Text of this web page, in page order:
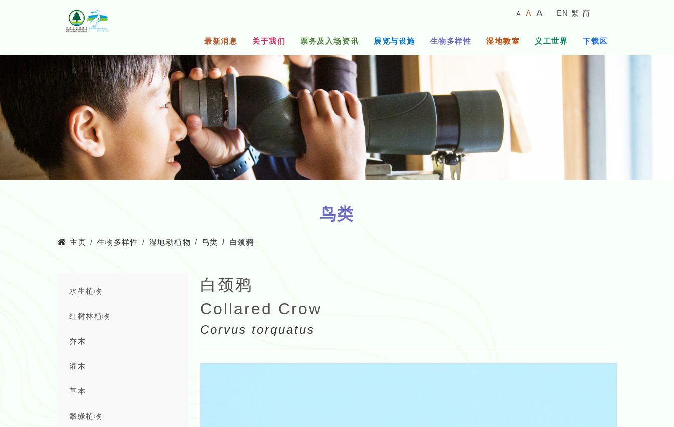
A
较
A
预
字
体
A
的
EN 繁 简
最新消息 关于我们 票务及入场资讯 展览与设施 生物多样性 湿地教室 义工世界 下载区
鸟类
主页 生物多样性 湿地动植物 鸟类 白颈鸦
水生植物
红树林植物
乔木
灌木
草本
攀缘植物
白颈鸦
Collared Crow
Corvus torquatus